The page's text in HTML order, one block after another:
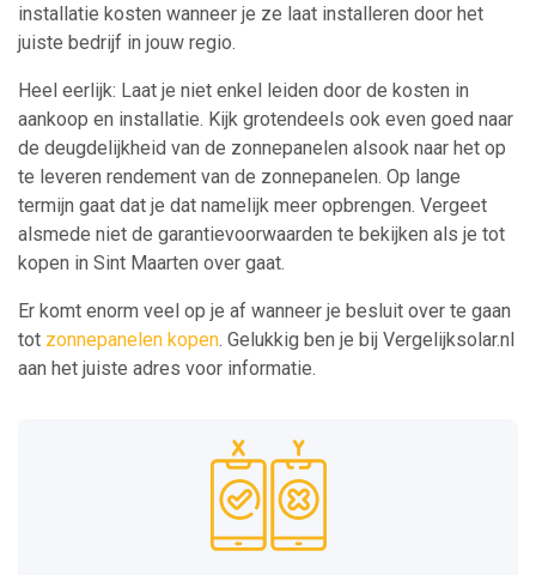
installatie kosten wanneer je ze laat installeren door het
juiste bedrijf in jouw regio.
Heel eerlijk: Laat je niet enkel leiden door de kosten in
aankoop en installatie. Kijk grotendeels ook even goed naar
de deugdelijkheid van de zonnepanelen alsook naar het op
te leveren rendement van de zonnepanelen. Op lange
termijn gaat dat je dat namelijk meer opbrengen. Vergeet
alsmede niet de garantievoorwaarden te bekijken als je tot
kopen in Sint Maarten over gaat.
Er komt enorm veel op je af wanneer je besluit over te gaan
tot zonnepanelen kopen. Gelukkig ben je bij Vergelijksolar.nl
aan het juiste adres voor informatie.